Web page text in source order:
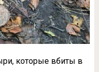
которые вбиты в